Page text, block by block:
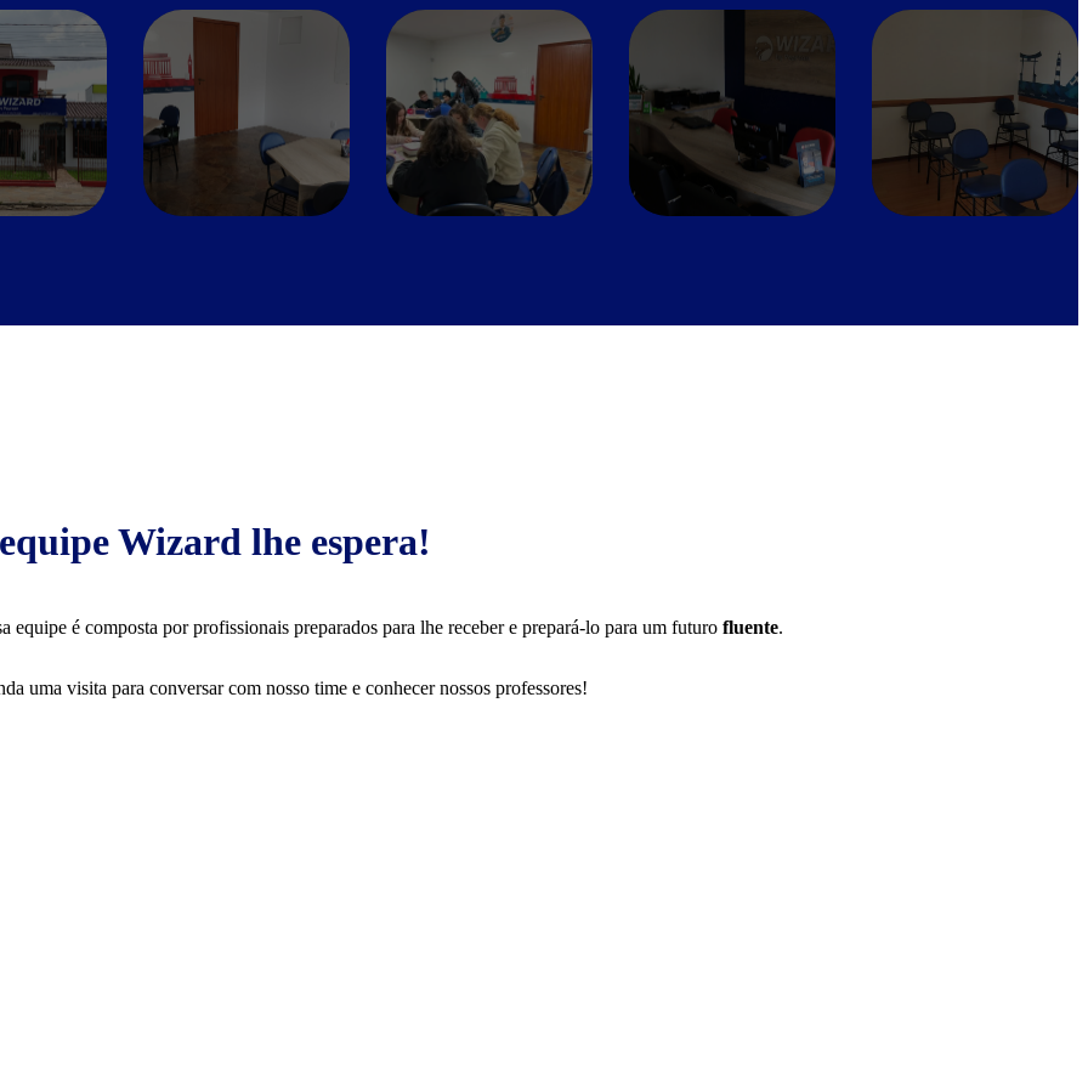
Wizard lhe espera!
equipe é composta por profissionais preparados para lhe receber e prepará-lo para um futuro fluente.
uma visita para conversar com nosso time e conhecer nossos professores!